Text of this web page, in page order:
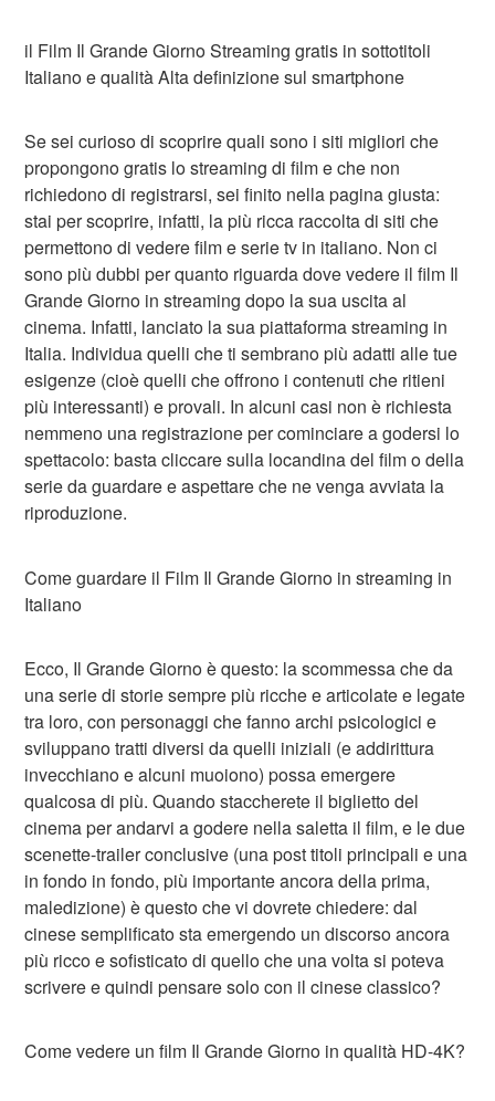
il Film Il Grande Giorno Streaming gratis in sottotitoli
Italiano e qualità Alta definizione sul smartphone
Se sei curioso di scoprire quali sono i siti migliori che
propongono gratis lo streaming di film e che non
richiedono di registrarsi, sei finito nella pagina giusta:
stai per scoprire, infatti, la più ricca raccolta di siti che
permettono di vedere film e serie tv in italiano. Non ci
sono più dubbi per quanto riguarda dove vedere il film Il
Grande Giorno in streaming dopo la sua uscita al
cinema. Infatti, lanciato la sua piattaforma streaming in
Italia. Individua quelli che ti sembrano più adatti alle tue
esigenze (cioè quelli che offrono i contenuti che ritieni
più interessanti) e provali. In alcuni casi non è richiesta
nemmeno una registrazione per cominciare a godersi lo
spettacolo: basta cliccare sulla locandina del film o della
serie da guardare e aspettare che ne venga avviata la
riproduzione.
Come guardare il Film Il Grande Giorno in streaming in
Italiano
Ecco, Il Grande Giorno è questo: la scommessa che da
una serie di storie sempre più ricche e articolate e legate
tra loro, con personaggi che fanno archi psicologici e
sviluppano tratti diversi da quelli iniziali (e addirittura
invecchiano e alcuni muoiono) possa emergere
qualcosa di più. Quando staccherete il biglietto del
cinema per andarvi a godere nella saletta il film, e le due
scenette-trailer conclusive (una post titoli principali e una
in fondo in fondo, più importante ancora della prima,
maledizione) è questo che vi dovrete chiedere: dal
cinese semplificato sta emergendo un discorso ancora
più ricco e sofisticato di quello che una volta si poteva
scrivere e quindi pensare solo con il cinese classico?
Come vedere un film Il Grande Giorno in qualità HD-4K?